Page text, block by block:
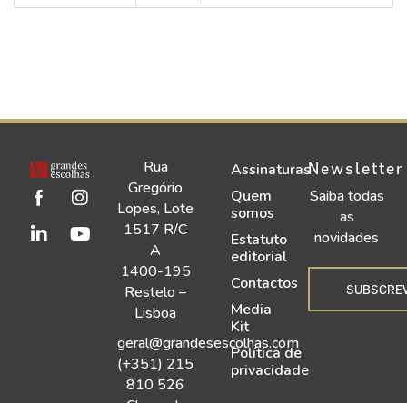
Rua
Gregório
Lopes, Lote
1517 R/C
A
1400-195
Restelo –
Lisboa
geral@grandesescolhas.com
(+351) 215
810 526
Assinaturas
Quem
somos
Estatuto
editorial
Contactos
Media
Kit
Política de
privacidade
Newsletter
Saiba todas
as
novidades